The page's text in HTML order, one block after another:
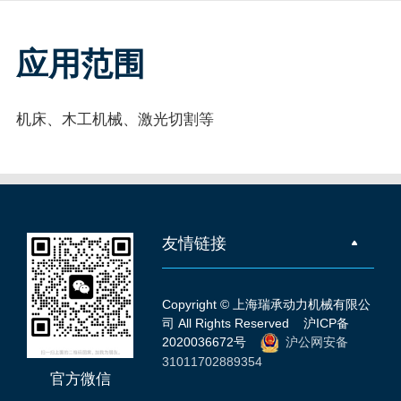
应用范围
机床、木工机械、激光切割等
官方微信
友情链接
Copyright © 上海瑞承动力机械有限公
司 All Rights Reserved沪ICP备
2020036672号
沪公网安备
31011702889354